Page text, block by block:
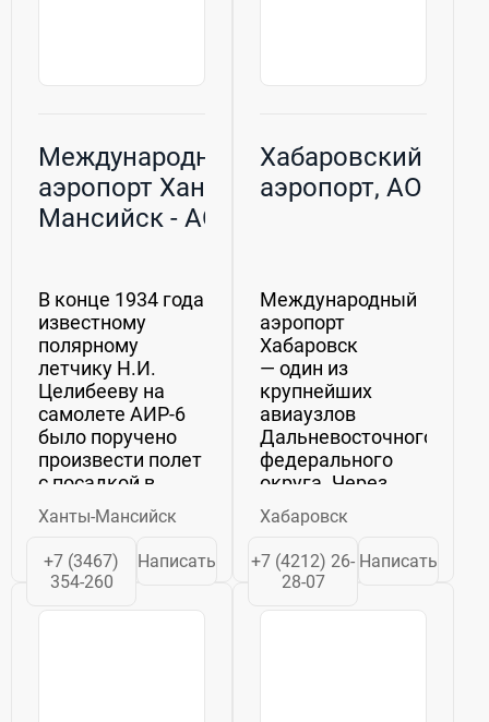
Международный
аэропорт Ханты-
Мансийск - АО
В конце 1934 года
известному
полярному
летчику Н.И.
Целибееву на
самолете АИР-6
было поручено
произвести полет
с посадкой в
Остяко-Вогульске
в связи с
подготовкой к
открытию
трасс вдоль рек
Ханты-Мансийск
+7 (3467)
354-260
Написать
Хабаровский
аэропорт, АО
Международный
аэропорт
Хабаровск
— один из
крупнейших
авиаузлов
Дальневосточного
федерального
округа. Через
международный
аэропорт
Хабаровск
осуществляются
чартерные
Хабаровск
+7 (4212) 26-
28-07
Написать